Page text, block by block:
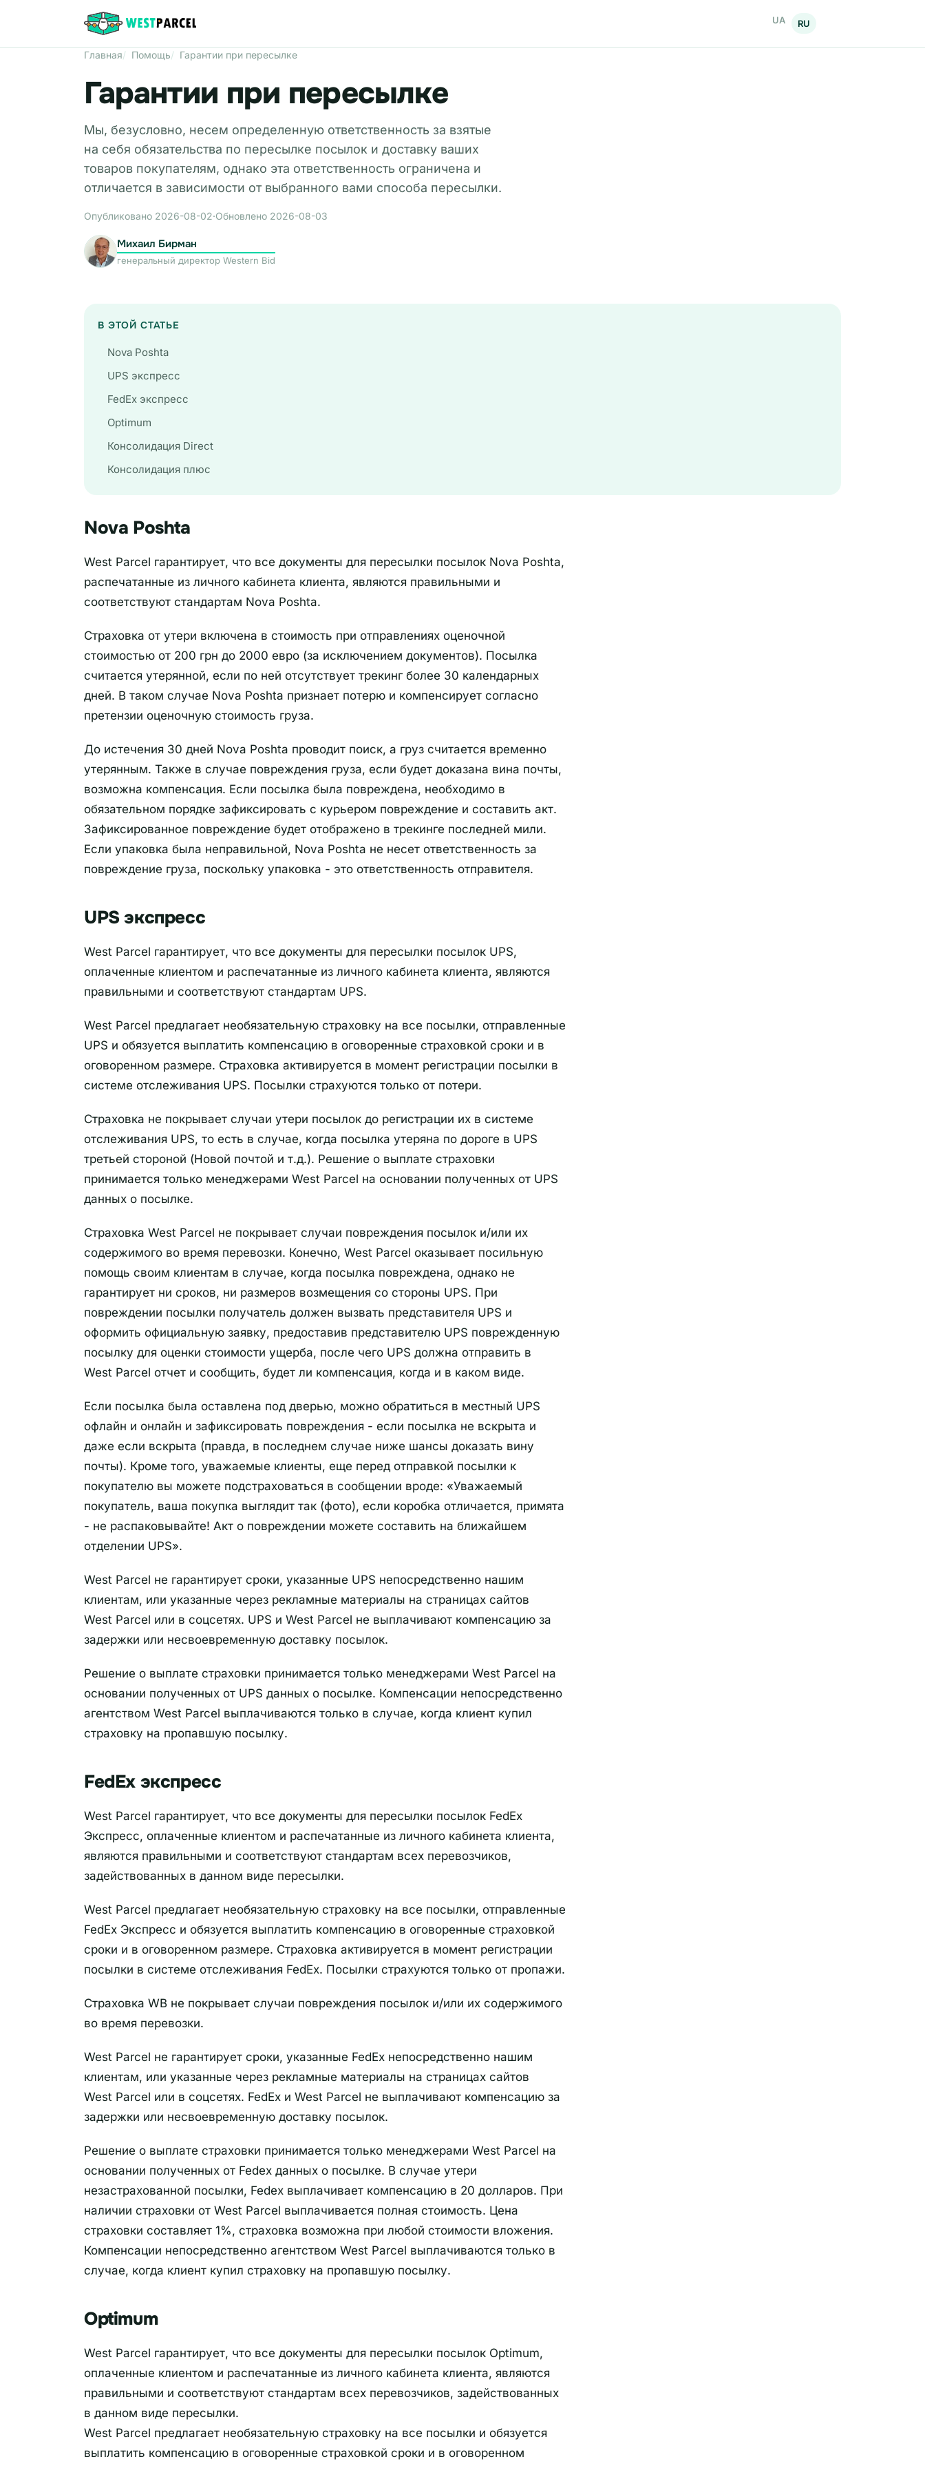
UA RU
Главная Помощь Гарантии при пересылке
Гарантии при пересылке
Мы, безусловно, несем определенную ответственность за взятые
на себя обязательства по пересылке посылок и доставку ваших
товаров покупателям, однако эта ответственность ограничена и
отличается в зависимости от выбранного вами способа пересылки.
Опубликовано 2026-08-02·Обновлено 2026-08-03
Михаил Бирман
генеральный директор Western Bid
В ЭТОЙ СТАТЬЕ
Nova Poshta
UPS экспресс
FedEx экспресс
Optimum
Консолидация Direct
Консолидация плюс
Nova Poshta
West Parcel гарантирует, что все документы для пересылки посылок Nova Poshta,
распечатанные из личного кабинета клиента, являются правильными и
соответствуют стандартам Nova Poshta.
Страховка от утери включена в стоимость при отправлениях оценочной
стоимостью от 200 грн до 2000 евро (за исключением документов). Посылка
считается утерянной, если по ней отсутствует трекинг более 30 календарных
дней. В таком случае Nova Poshta признает потерю и компенсирует согласно
претензии оценочную стоимость груза.
До истечения 30 дней Nova Poshta проводит поиск, а груз считается временно
утерянным. Также в случае повреждения груза, если будет доказана вина почты,
возможна компенсация. Если посылка была повреждена, необходимо в
обязательном порядке зафиксировать с курьером повреждение и составить акт.
Зафиксированное повреждение будет отображено в трекинге последней мили.
Если упаковка была неправильной, Nova Poshta не несет ответственность за
повреждение груза, поскольку упаковка - это ответственность отправителя.
UPS экспресс
West Parcel гарантирует, что все документы для пересылки посылок UPS,
оплаченные клиентом и распечатанные из личного кабинета клиента, являются
правильными и соответствуют стандартам UPS.
West Parcel предлагает необязательную страховку на все посылки, отправленные
UPS и обязуется выплатить компенсацию в оговоренные страховкой сроки и в
оговоренном размере. Страховка активируется в момент регистрации посылки в
системе отслеживания UPS. Посылки страхуются только от потери.
Страховка не покрывает случаи утери посылок до регистрации их в системе
отслеживания UPS, то есть в случае, когда посылка утеряна по дороге в UPS
третьей стороной (Новой почтой и т.д.). Решение о выплате страховки
принимается только менеджерами West Parcel на основании полученных от UPS
данных о посылке.
Страховка West Parcel не покрывает случаи повреждения посылок и/или их
содержимого во время перевозки. Конечно, West Parcel оказывает посильную
помощь своим клиентам в случае, когда посылка повреждена, однако не
гарантирует ни сроков, ни размеров возмещения со стороны UPS. При
повреждении посылки получатель должен вызвать представителя UPS и
оформить официальную заявку, предоставив представителю UPS поврежденную
посылку для оценки стоимости ущерба, после чего UPS должна отправить в
West Parcel отчет и сообщить, будет ли компенсация, когда и в каком виде.
Если посылка была оставлена под дверью, можно обратиться в местный UPS
офлайн и онлайн и зафиксировать повреждения - если посылка не вскрыта и
даже если вскрыта (правда, в последнем случае ниже шансы доказать вину
почты). Кроме того, уважаемые клиенты, еще перед отправкой посылки к
покупателю вы можете подстраховаться в сообщении вроде: «Уважаемый
покупатель, ваша покупка выглядит так (фото), если коробка отличается, примята
- не распаковывайте! Акт о повреждении можете составить на ближайшем
отделении UPS».
West Parcel не гарантирует сроки, указанные UPS непосредственно нашим
клиентам, или указанные через рекламные материалы на страницах сайтов
West Parcel или в соцсетях. UPS и West Parcel не выплачивают компенсацию за
задержки или несвоевременную доставку посылок.
Решение о выплате страховки принимается только менеджерами West Parcel на
основании полученных от UPS данных о посылке. Компенсации непосредственно
агентством West Parcel выплачиваются только в случае, когда клиент купил
страховку на пропавшую посылку.
FedEx экспресс
West Parcel гарантирует, что все документы для пересылки посылок FedEx
Экспресс, оплаченные клиентом и распечатанные из личного кабинета клиента,
являются правильными и соответствуют стандартам всех перевозчиков,
задействованных в данном виде пересылки.
West Parcel предлагает необязательную страховку на все посылки, отправленные
FedEx Экспресс и обязуется выплатить компенсацию в оговоренные страховкой
сроки и в оговоренном размере. Страховка активируется в момент регистрации
посылки в системе отслеживания FedEx. Посылки страхуются только от пропажи.
Страховка WB не покрывает случаи повреждения посылок и/или их содержимого
во время перевозки.
West Parcel не гарантирует сроки, указанные FedEx непосредственно нашим
клиентам, или указанные через рекламные материалы на страницах сайтов
West Parcel или в соцсетях. FedEx и West Parcel не выплачивают компенсацию за
задержки или несвоевременную доставку посылок.
Решение о выплате страховки принимается только менеджерами West Parcel на
основании полученных от Fedex данных о посылке. В случае утери
незастрахованной посылки, Fedex выплачивает компенсацию в 20 долларов. При
наличии страховки от West Parcel выплачивается полная стоимость. Цена
страховки составляет 1%, страховка возможна при любой стоимости вложения.
Компенсации непосредственно агентством West Parcel выплачиваются только в
случае, когда клиент купил страховку на пропавшую посылку.
Optimum
West Parcel гарантирует, что все документы для пересылки посылок Optimum,
оплаченные клиентом и распечатанные из личного кабинета клиента, являются
правильными и соответствуют стандартам всех перевозчиков, задействованных
в данном виде пересылки.
West Parcel предлагает необязательную страховку на все посылки и обязуется
выплатить компенсацию в оговоренные страховкой сроки и в оговоренном